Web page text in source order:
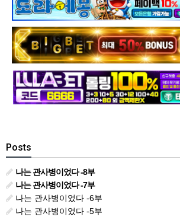
Posts
나는 관사병이었다 -8부
나는 관사병이었다 -7부
나는 관사병이었다 -6부
나는 관사병이었다 -5부